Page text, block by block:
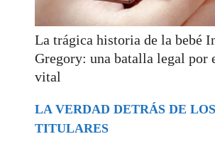
La trágica historia de la bebé
Gregory: una batalla legal por
vital
LA VERDAD DETRÁS DE LOS
TITULARES